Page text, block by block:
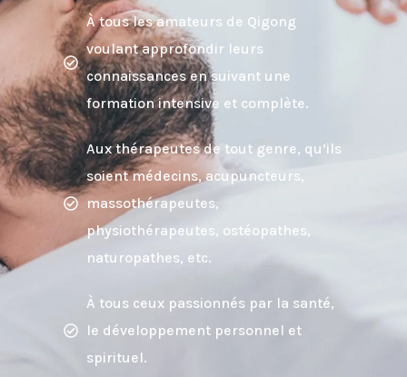
À tous les amateurs de Qigong
voulant approfondir leurs
connaissances en suivant une
formation intensive et complète.
Aux thérapeutes de tout genre, qu’ils
soient médecins, acupuncteurs,
massothérapeutes,
physiothérapeutes, ostéopathes,
naturopathes, etc.
À tous ceux passionnés par la santé,
le développement personnel et
spirituel.